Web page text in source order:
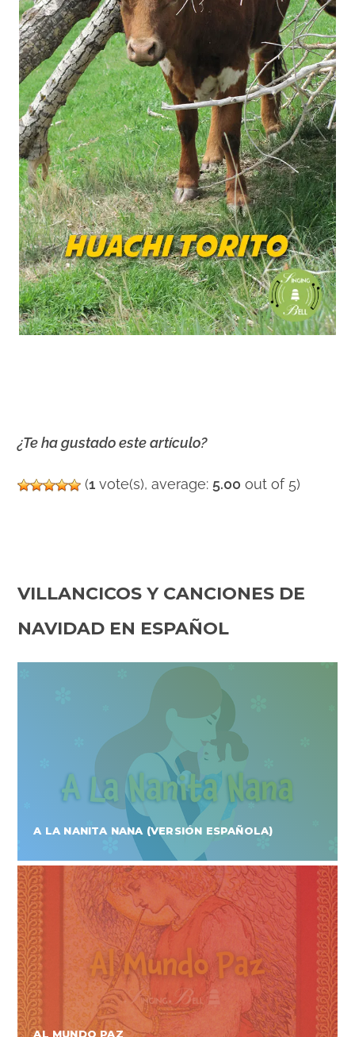
¿Te ha gustado este artículo?
(1 vote(s), average: 5.00 out of 5)
VILLANCICOS Y CANCIONES DE
NAVIDAD EN ESPAÑOL
A LA NANITA NANA (VERSIÓN ESPAÑOLA)
AL MUNDO PAZ